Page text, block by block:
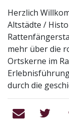
Herzlich
Altstädte /
mehr über die
Ortskerne im
durch die